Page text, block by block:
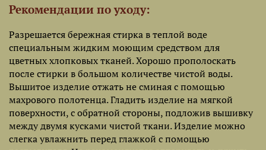
Рекомендации по уходу:
Разрешается бережная стирка в теплой воде
специальным жидким моющим средством для
цветных хлопковых тканей. Хорошо прополоскать
после стирки в большом количестве чистой воды.
Вышитое изделие отжать не сминая с помощью
махрового полотенца. Гладить изделие на мягкой
поверхности, с обратной стороны, подложив вышивку
между двумя кусками чистой ткани. Изделие можно
слегка увлажнить перед глажкой с помощью